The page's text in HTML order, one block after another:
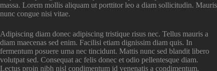
massa. Lorem mollis aliquam ut porttitor leo a diam sollicitudin. Mauris
nunc congue nisi vitae.
Adipiscing diam donec adipiscing tristique risus nec. Tellus mauris a
diam maecenas sed enim. Facilisi etiam dignissim diam quis. In
fermentum posuere urna nec tincidunt. Mattis nunc sed blandit libero
volutpat sed. Consequat ac felis donec et odio pellentesque diam.
Lectus proin nibh nisl condimentum id venenatis a condimentum.